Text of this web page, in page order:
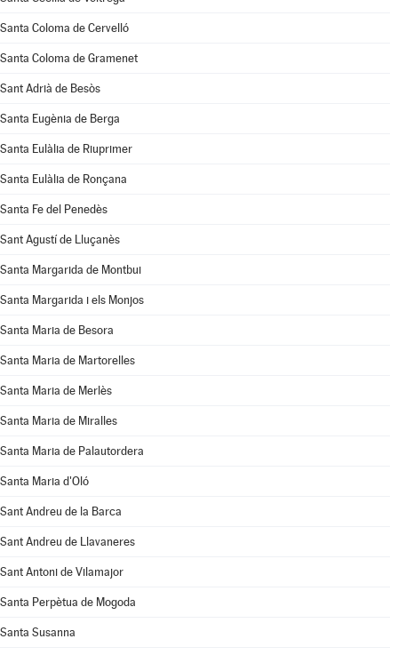
Santa Coloma de Cervelló
Santa Coloma de Gramenet
Sant Adrià de Besòs
Santa Eugènia de Berga
Santa Eulàlia de Riuprimer
Santa Eulàlia de Ronçana
Santa Fe del Penedès
Sant Agustí de Lluçanès
Santa Margarida de Montbui
Santa Margarida i els Monjos
Santa Maria de Besora
Santa Maria de Martorelles
Santa Maria de Merlès
Santa Maria de Miralles
Santa Maria de Palautordera
Santa Maria d'Oló
Sant Andreu de la Barca
Sant Andreu de Llavaneres
Sant Antoni de Vilamajor
Santa Perpètua de Mogoda
Santa Susanna